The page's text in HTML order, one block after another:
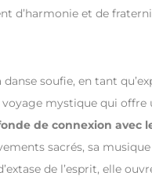
d’harmonie et de
soufie, en tant
mystique qui offre
de connexion avec
sacrés, sa
de l’esprit, elle